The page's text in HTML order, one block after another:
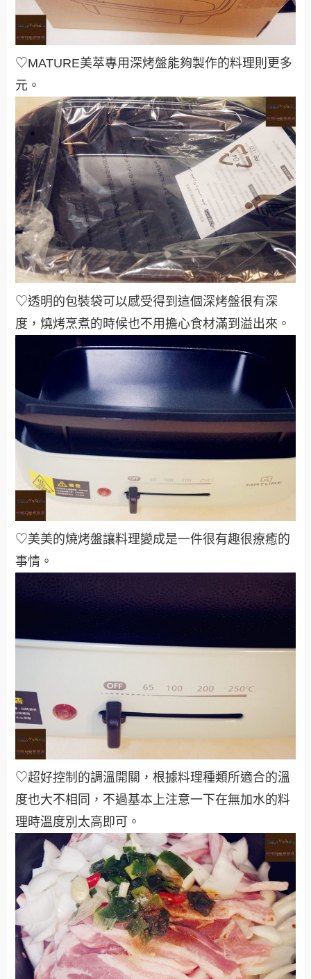
♡MATURE美萃專用深烤盤能夠製作的料理則更多
元。
♡透明的包裝袋可以感受得到這個深烤盤很有深
度，燒烤烹煮的時候也不用擔心食材滿到溢出來 。
♡美美的燒烤盤讓料理變成是一件很有趣很療癒的
事情 。
♡超好控制的調溫開關，根據料理種類所適合的溫
度也大不相同，不過基本上注意一下在無加水的料
理時溫度別太高即可
。